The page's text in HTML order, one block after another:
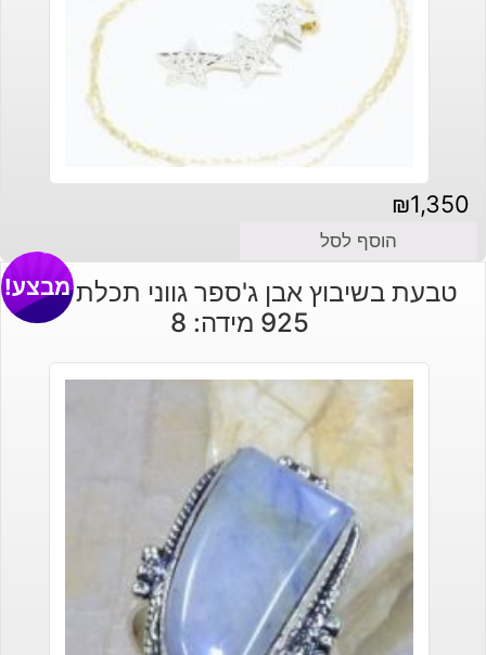
₪1,350
הוסף לסל
טבעת בשיבוץ אבן ג'ספר גווני תכלת כסף
925 מידה: 8
מבצע!